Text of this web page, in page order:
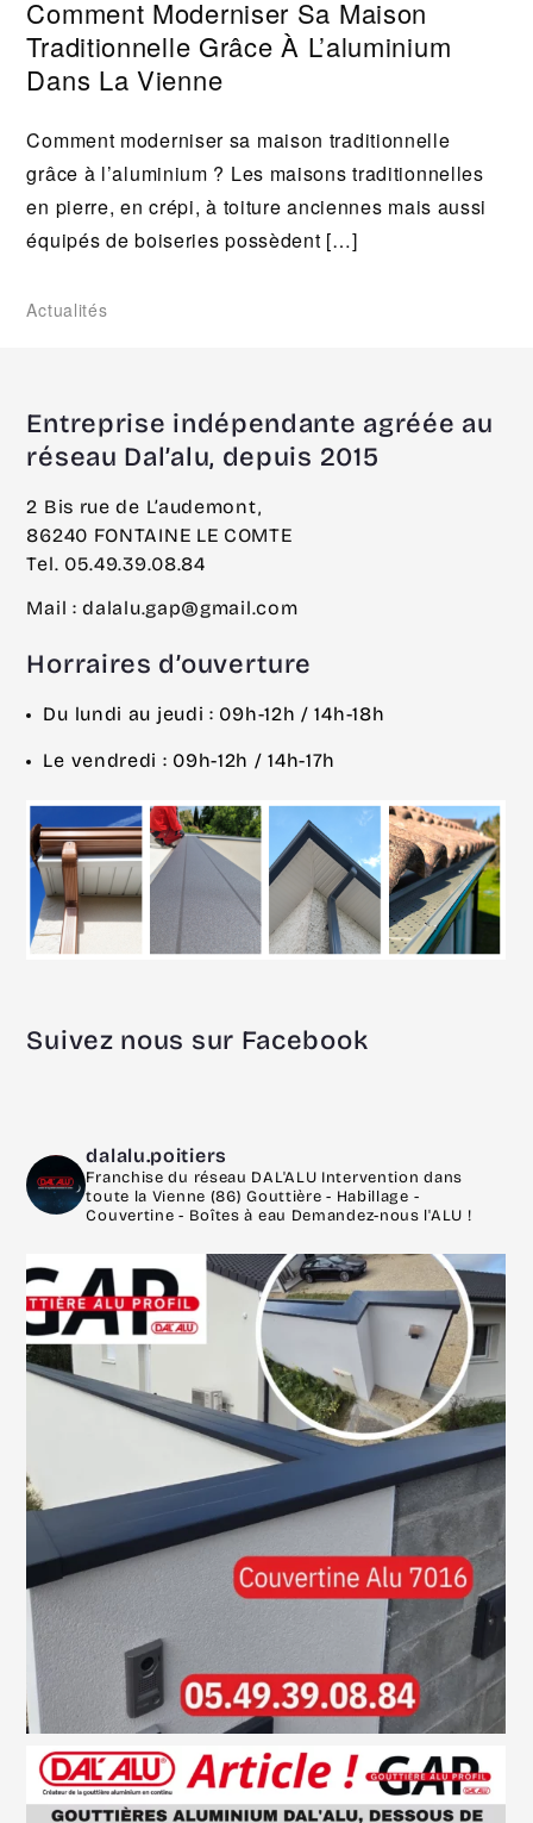
Comment Moderniser Sa Maison
Traditionnelle Grâce À L’aluminium
Dans La Vienne
Comment moderniser sa maison traditionnelle
grâce à l’aluminium ? Les maisons traditionnelles
en pierre, en crépi, à toiture anciennes mais aussi
équipés de boiseries possèdent […]
Actualités
Entreprise indépendante agréée au
réseau Dal’alu, depuis 2015
2 Bis rue de L’audemont,
86240 FONTAINE LE COMTE
Tel. 05.49.39.08.84
Mail : dalalu.gap@gmail.com
Horraires d’ouverture
Du lundi au jeudi : 09h-12h / 14h-18h
Le vendredi : 09h-12h / 14h-17h
Suivez nous sur Facebook
dalalu.poitiers
Franchise du réseau DAL'ALU Intervention dans
toute la Vienne (86)Gouttière - Habillage -
Couvertine - Boîtes à eau Demandez-nous l'ALU !